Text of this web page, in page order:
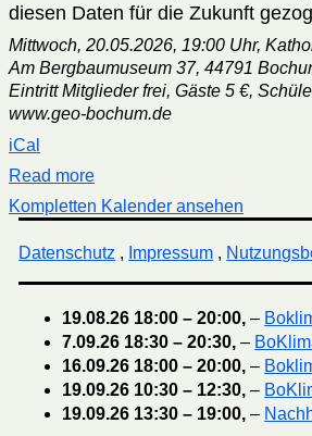
diesen Daten für die Zukunft
Mittwoch, 20.05.2026, 19:00 Uhr,
Am Bergbaumuseum 37, 44791
Eintritt Mitglieder frei, Gäste 5 €,
www.geo-bochum.de
iCal
Read more
Kompletten Kalender ansehen
Datenschutz , Impressum ,
19.08.26 18:00 – 20:00,–
7.09.26 18:30 – 20:30,–
16.09.26 18:00 – 20:00,–
19.09.26 10:30 – 12:30,–
19.09.26 13:30 – 19:00,–